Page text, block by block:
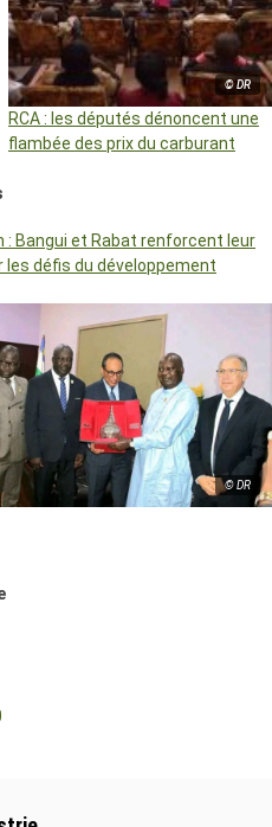
© DR
RCA : les députés dénoncent une
flambée des prix du carburant
: Bangui et Rabat renforcent leur
les défis du développement
© DR